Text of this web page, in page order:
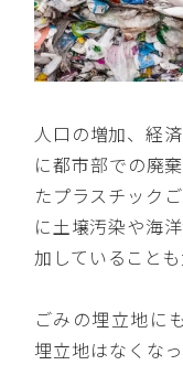
人口の増加、経
に都市部での廃
たプラスチック
に土壌汚染や海
加していることも
ごみの埋立地に
埋立地はなくな